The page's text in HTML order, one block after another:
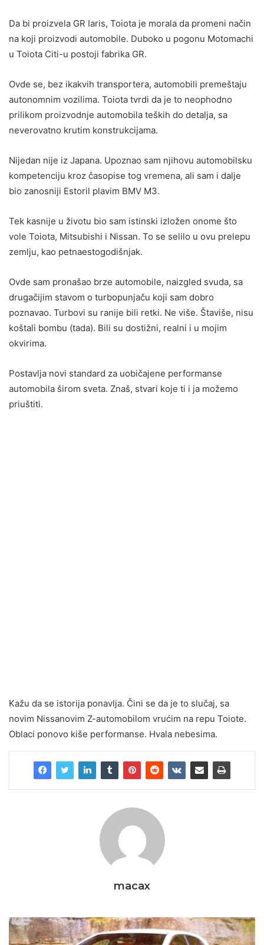
Da bi proizvela GR Iaris, Toiota je morala da promeni način
na koji proizvodi automobile. Duboko u pogonu Motomachi
u Toiota Citi-u postoji fabrika GR.
Ovde se, bez ikakvih transportera, automobili premeštaju
autonomnim vozilima. Toiota tvrdi da je to neophodno
prilikom proizvodnje automobila teških do detalja, sa
neverovatno krutim konstrukcijama.
Nijedan nije iz Japana. Upoznao sam njihovu automobilsku
kompetenciju kroz časopise tog vremena, ali sam i dalje
bio zanosniji Estoril plavim BMV M3.
Tek kasnije u životu bio sam istinski izložen onome što
vole Toiota, Mitsubishi i Nissan. To se selilo u ovu prelepu
zemlju, kao petnaestogodišnjak.
Ovde sam pronašao brze automobile, naizgled svuda, sa
drugačijim stavom o turbopunjaču koji sam dobro
poznavao. Turbovi su ranije bili retki. Ne više. Štaviše, nisu
koštali bombu (tada). Bili su dostižni, realni i u mojim
okvirima.
Postavlja novi standard za uobičajene performanse
automobila širom sveta. Znaš, stvari koje ti i ja možemo
priuštiti.
Kažu da se istorija ponavlja. Čini se da je to slučaj, sa
novim Nissanovim Z-automobilom vrućim na repu Toiote.
Oblaci ponovo kiše performanse. Hvala nebesima.
macax